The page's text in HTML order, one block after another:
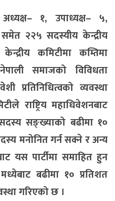
१, उपाध्यक्ष– ५,
२२५ सदस्यीय केन्द्रीय
कमिटीमा कम्तिमा
समाजको विविधता
प्रतिनिधित्वको व्यवस्था
राष्ट्रिय महाधिवेशनबाट
सङ्ख्याको बढीमा १०
मनोनित गर्न सक्ने र अन्य
यस पार्टीमा समाहित हुन
बढीमा १० प्रतिशत
गरिएको छ ।